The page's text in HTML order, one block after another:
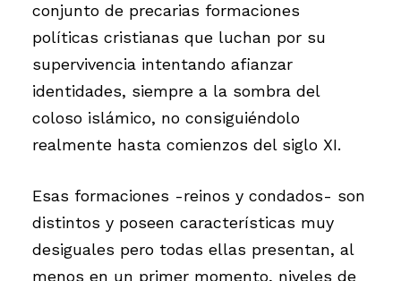
conjunto de precarias formaciones
políticas cristianas que luchan por su
supervivencia intentando afianzar
identidades, siempre a la sombra del
coloso islámico, no consiguiéndolo
realmente hasta comienzos del siglo XI.
Esas formaciones -reinos y condados- son
distintos y poseen características muy
desiguales pero todas ellas presentan, al
menos en un primer momento, niveles de